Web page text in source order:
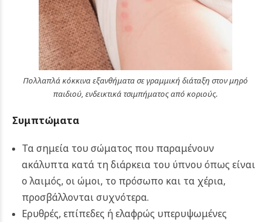
Πολλαπλά κόκκινα εξανθήματα σε γραμμική διάταξη στον μηρό
παιδιού, ενδεικτικά τσιμπήματος από κοριούς.
Συμπτώματα
Τα σημεία του σώματος που παραμένουν
ακάλυπτα κατά τη διάρκεια του ύπνου όπως είναι
ο λαιμός, οι ώμοι, το πρόσωπο και τα χέρια,
προσβάλλονται συχνότερα.
Ερυθρές, επίπεδες ή ελαφρώς υπερυψωμένες